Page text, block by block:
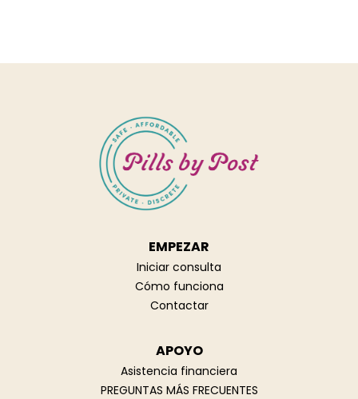
EMPEZAR
Iniciar consulta
Cómo funciona
Contactar
APOYO
Asistencia financiera
PREGUNTAS MÁS FRECUENTES